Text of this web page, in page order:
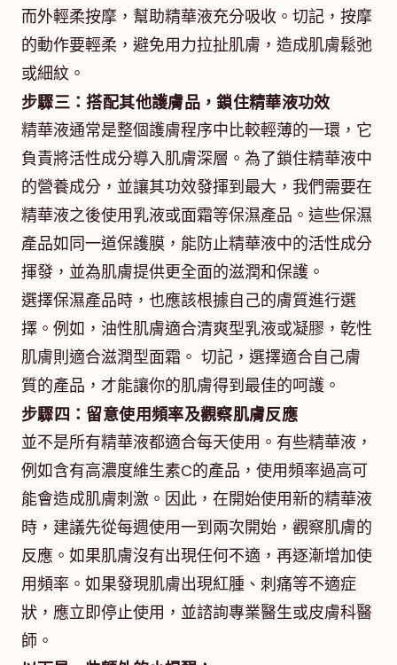
而外輕柔按摩，幫助精華液充分吸收。切記，按摩
的動作要輕柔，避免用力拉扯肌膚，造成肌膚鬆弛
或細紋。
步驟三：搭配其他護膚品，鎖住精華液功效
精華液通常是整個護膚程序中比較輕薄的一環，它
負責將活性成分導入肌膚深層。為了鎖住精華液中
的營養成分，並讓其功效發揮到最大，我們需要在
精華液之後使用乳液或面霜等保濕產品。這些保濕
產品如同一道保護膜，能防止精華液中的活性成分
揮發，並為肌膚提供更全面的滋潤和保護。
選擇保濕產品時，也應該根據自己的膚質進行選
擇。例如，油性肌膚適合清爽型乳液或凝膠，乾性
肌膚則適合滋潤型面霜。 切記，選擇適合自己膚
質的產品，才能讓你的肌膚得到最佳的呵護。
步驟四：留意使用頻率及觀察肌膚反應
並不是所有精華液都適合每天使用。有些精華液，
例如含有高濃度維生素C的產品，使用頻率過高可
能會造成肌膚刺激。因此，在開始使用新的精華液
時，建議先從每週使用一到兩次開始，觀察肌膚的
反應。如果肌膚沒有出現任何不適，再逐漸增加使
用頻率。如果發現肌膚出現紅腫、刺痛等不適症
狀，應立即停止使用，並諮詢專業醫生或皮膚科醫
師。